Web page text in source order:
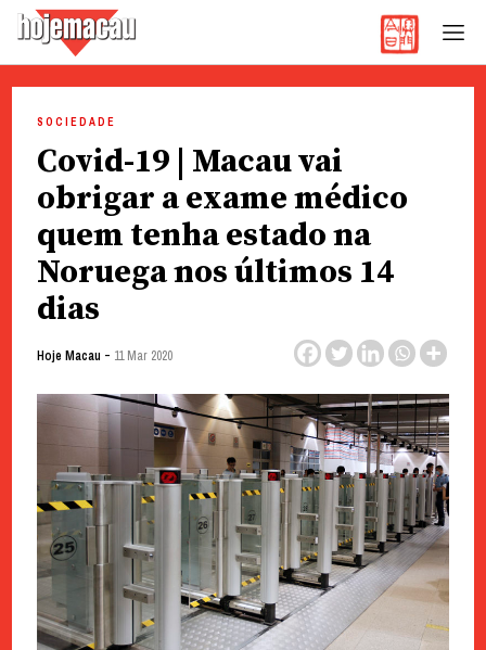
content
SOCIEDADE
Covid-19 | Macau vai
obrigar a exame médico
quem tenha estado na
Noruega nos últimos 14
dias
Hoje Macau - 11 Mar 2020